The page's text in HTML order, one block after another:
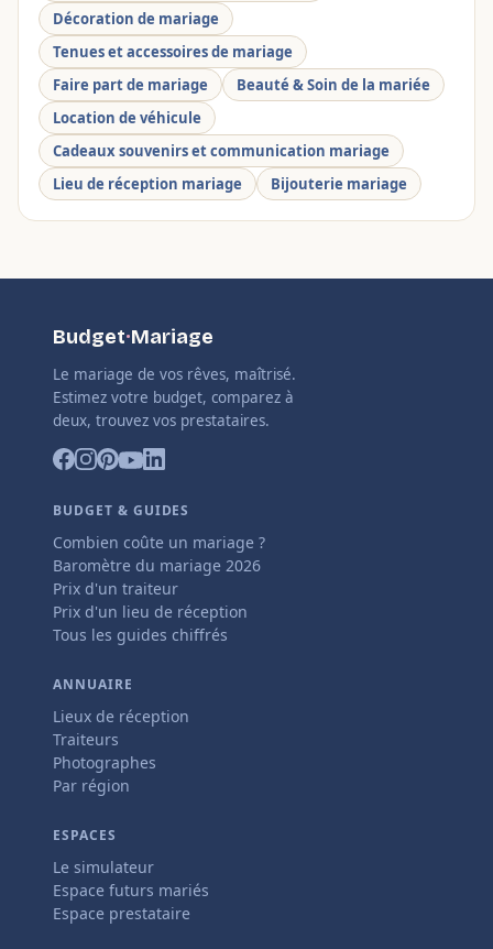
Décoration de mariage
Tenues et accessoires de mariage
Faire part de mariage
Beauté & Soin de la mariée
Location de véhicule
Cadeaux souvenirs et communication mariage
Lieu de réception mariage
Bijouterie mariage
Budget·Mariage
Le mariage de vos rêves, maîtrisé.
Estimez votre budget, comparez à
deux, trouvez vos prestataires.
BUDGET & GUIDES
Combien coûte un mariage ?
Baromètre du mariage 2026
Prix d'un traiteur
Prix d'un lieu de réception
Tous les guides chiffrés
ANNUAIRE
Lieux de réception
Traiteurs
Photographes
Par région
ESPACES
Le simulateur
Espace futurs mariés
Espace prestataire